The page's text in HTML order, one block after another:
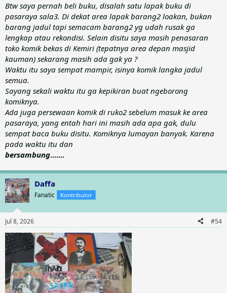
Btw saya pernah beli buku, disalah satu lapak buku di
pasaraya sala3. Di dekat area lapak barang2 loakan, bukan
barang jadul tapi semacam barang2 yg udah rusak ga
lengkap atau rekondisi. Selain disitu saya masih penasaran
toko komik bekas di Kemiri (tepatnya area depan masjid
kauman) sekarang masih ada gak ya ?
Waktu itu saya sempat mampir, isinya komik langka jadul
semua.
Sayang sekali waktu itu ga kepikiran buat ngeborong
komiknya.
Ada juga persewaan komik di ruko2 sebelum masuk ke area
pasaraya, yang entah hari ini masih ada apa gak, dulu
sempat baca buku disitu. Komiknya lumayan banyak. Karena
pada waktu itu dan
bersambung.......
Daffa
Fanatic Kontributor
Jul 8, 2026 #54